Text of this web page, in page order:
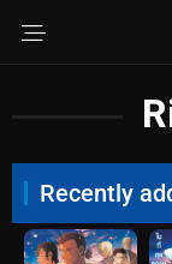
Recently